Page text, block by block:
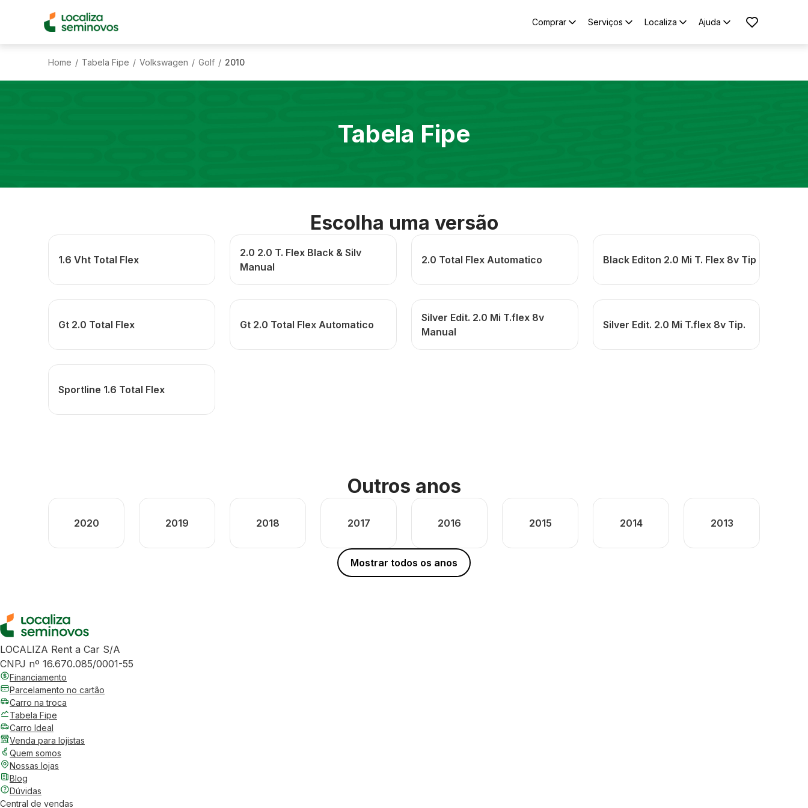
Comprar Serviços Localiza Ajuda
Home / Tabela Fipe / Volkswagen / Golf / 2010
Tabela Fipe
Escolha uma versão
1.6 Vht Total Flex
2.0 2.0 T. Flex Black & Silv
Manual
2.0 Total Flex Automatico Black Editon 2.0 Mi T. Flex 8v Tip
Gt 2.0 Total Flex Gt 2.0 Total Flex Automatico
Silver Edit. 2.0 Mi T.flex 8v
Manual
Silver Edit. 2.0 Mi T.flex 8v Tip.
Sportline 1.6 Total Flex
Outros anos
2020 2019 2018 2017 2016 2015 2014 2013
Mostrar todos os anos
LOCALIZA Rent a Car S/A
CNPJ nº 16.670.085/0001-55
Financiamento
Parcelamento no cartão
Carro na troca
Tabela Fipe
Carro Ideal
Venda para lojistas
Quem somos
Nossas lojas
Blog
Dúvidas
Central de vendas